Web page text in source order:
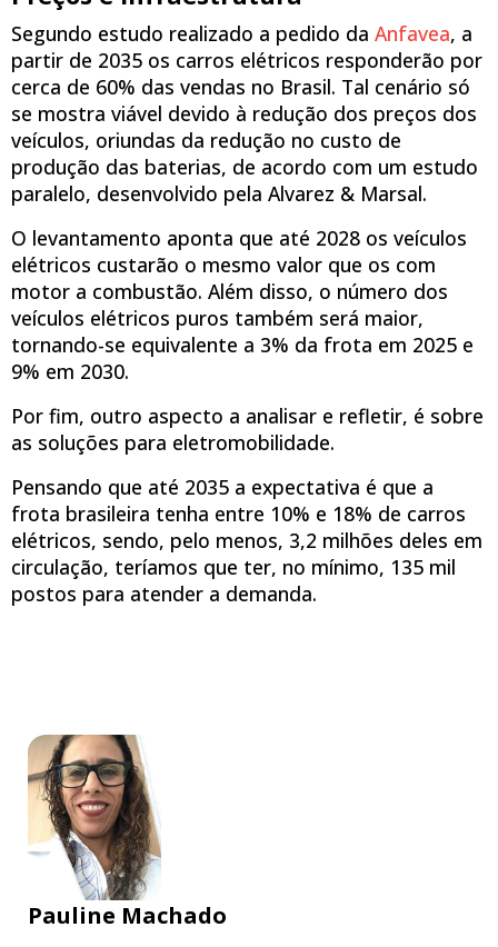
Segundo estudo realizado a pedido da Anfavea, a
partir de 2035 os carros elétricos responderão por
cerca de 60% das vendas no Brasil. Tal cenário só
se mostra viável devido à redução dos preços dos
veículos, oriundas da redução no custo de
produção das baterias, de acordo com um estudo
paralelo, desenvolvido pela Alvarez & Marsal.
O levantamento aponta que até 2028 os veículos
elétricos custarão o mesmo valor que os com
motor a combustão. Além disso, o número dos
veículos elétricos puros também será maior,
tornando-se equivalente a 3% da frota em 2025 e
9% em 2030.
Por fim, outro aspecto a analisar e refletir, é sobre
as soluções para eletromobilidade.
Pensando que até 2035 a expectativa é que a
frota brasileira tenha entre 10% e 18% de carros
elétricos, sendo, pelo menos, 3,2 milhões deles em
circulação, teríamos que ter, no mínimo, 135 mil
postos para atender a demanda.
Pauline Machado